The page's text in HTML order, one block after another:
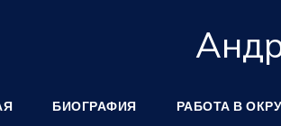
БИОГРАФИЯ РАБОТА В